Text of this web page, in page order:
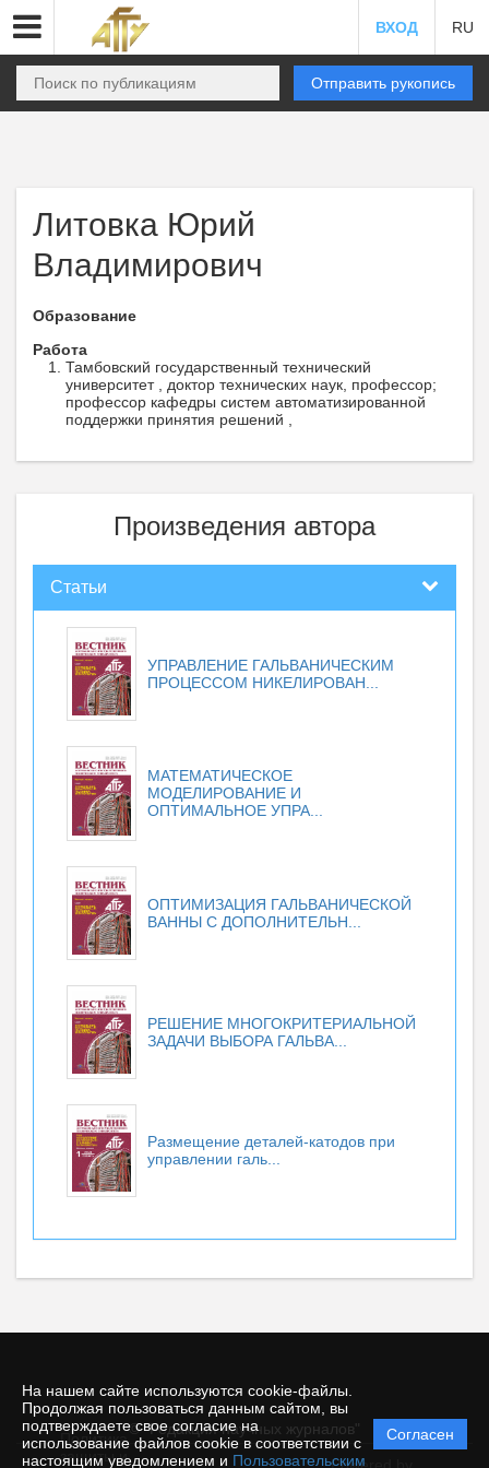
На нашем сайте используются cookie-файлы.
Продолжая пользоваться данным сайтом, вы
подтверждаете свое согласие на
использование файлов cookie в соответствии с
настоящим уведомлением и Пользовательским
Согласен
ВХОД RU
Отправить рукопись
Литовка Юрий
Владимирович
Образование
Работа
Тамбовский государственный технический
университет , доктор технических наук, профессор;
профессор кафедры систем автоматизированной
поддержки принятия решений ,
Произведения автора
Статьи
УПРАВЛЕНИЕ ГАЛЬВАНИЧЕСКИМ
ПРОЦЕССОМ НИКЕЛИРОВАН...
МАТЕМАТИЧЕСКОЕ
МОДЕЛИРОВАНИЕ И
ОПТИМАЛЬНОЕ УПРА...
ОПТИМИЗАЦИЯ ГАЛЬВАНИЧЕСКОЙ
ВАННЫ С ДОПОЛНИТЕЛЬН...
РЕШЕНИЕ МНОГОКРИТЕРИАЛЬНОЙ
ЗАДАЧИ ВЫБОРА ГАЛЬВА...
Размещение деталей-катодов при
управлении галь...
© "Редакция научных журналов"
Политика
защиты и